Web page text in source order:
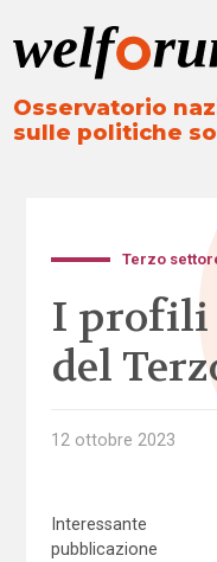
Osservatorio
sulle politiche
Terzo
I profili
del
12 ottobre 2023
Interessante
pubblicazione